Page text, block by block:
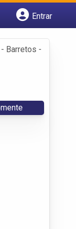
Entrar
- Barretos -